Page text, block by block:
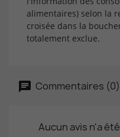
alimentaires) selon la
croisée dans la
totalement exclue.
Commentaires (0)
Aucun avis n'a